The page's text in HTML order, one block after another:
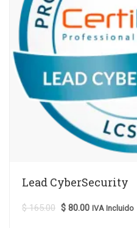
Lead CyberSecurity
$165.00 $ 80.00 IVA Incluido